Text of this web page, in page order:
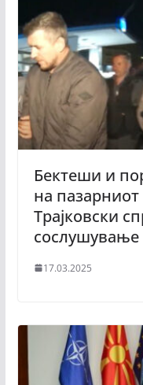
Бектеши и
на
Трајковски
17.03.2025